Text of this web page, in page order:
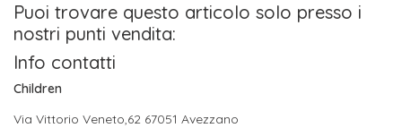
Puoi trovare questo articolo solo presso i
nostri punti vendita:
Info contatti
Children
Via Vittorio Veneto,62 67051 Avezzano